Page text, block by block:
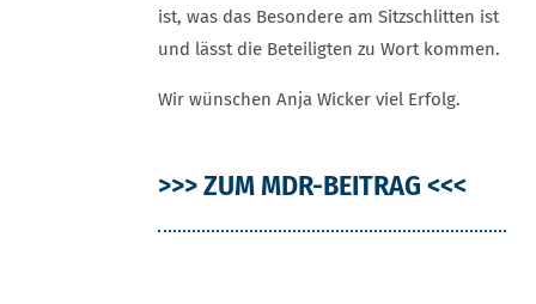
ist, was das Besondere am Sitzschlitten ist
und lässt die Beteiligten zu Wort kommen.
Wir wünschen Anja Wicker viel Erfolg.
>>>ZUM MDR-BEITRAG <<<